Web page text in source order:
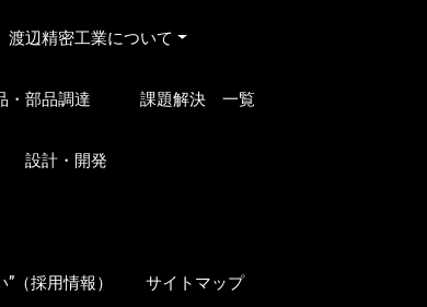
渡辺精密工業について
・部品調達 課題解決 一覧
設計・開発
（採用情報） サイトマップ